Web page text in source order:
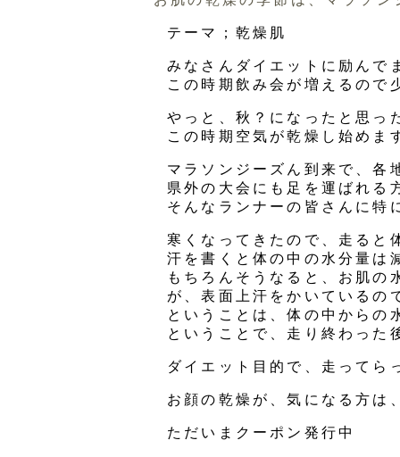
テーマ；乾燥肌
みなさんダイエットに励んで
この時期飲み会が増えるので
やっと、秋？になったと思っ
この時期空気が乾燥し始めま
マラソンジーズん到来で、各
県外の大会にも足を運ばれる
そんなランナーの皆さんに特
寒くなってきたので、走ると
汗を書くと体の中の水分量は
もちろんそうなると、お肌の
が、表面上汗をかいているの
ということは、体の中からの
ということで、走り終わった
ダイエット目的で、走ってら
お顔の乾燥が、気になる方は
ただいまクーポン発行中